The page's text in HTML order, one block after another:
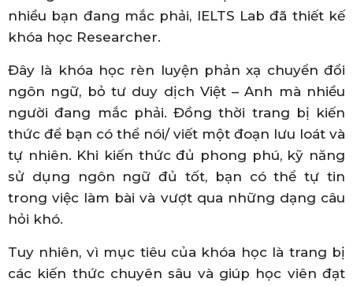
nhiều bạn đang mắc phải, IELTS Lab đã thiết kế
khóa học Researcher.
Đây là khóa học rèn luyện phản xạ chuyển đổi
ngôn ngữ, bỏ tư duy dịch Việt – Anh mà nhiều
người đang mắc phải. Đồng thời trang bị kiến
thức để bạn có thể nói/ viết một đoạn lưu loát và
tự nhiên. Khi kiến thức đủ phong phú, kỹ năng
sử dụng ngôn ngữ đủ tốt, bạn có thể tự tin
trong việc làm bài và vượt qua những dạng câu
hỏi khó.
Tuy nhiên, vì mục tiêu của khóa học là trang bị
các kiến thức chuyên sâu và giúp học viên đạt